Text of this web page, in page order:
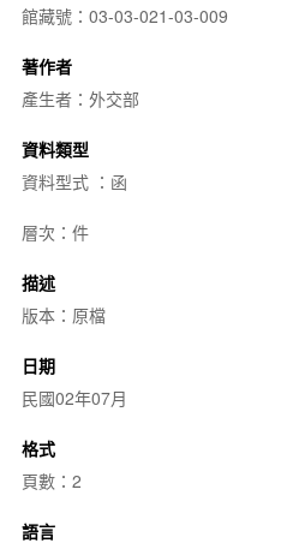
館藏號：03-03-021-03-009
著作者
產生者：外交部
資料類型
資料型式 ：函
層次：件
描述
版本：原檔
日期
民國02年07月
格式
頁數：2
語言